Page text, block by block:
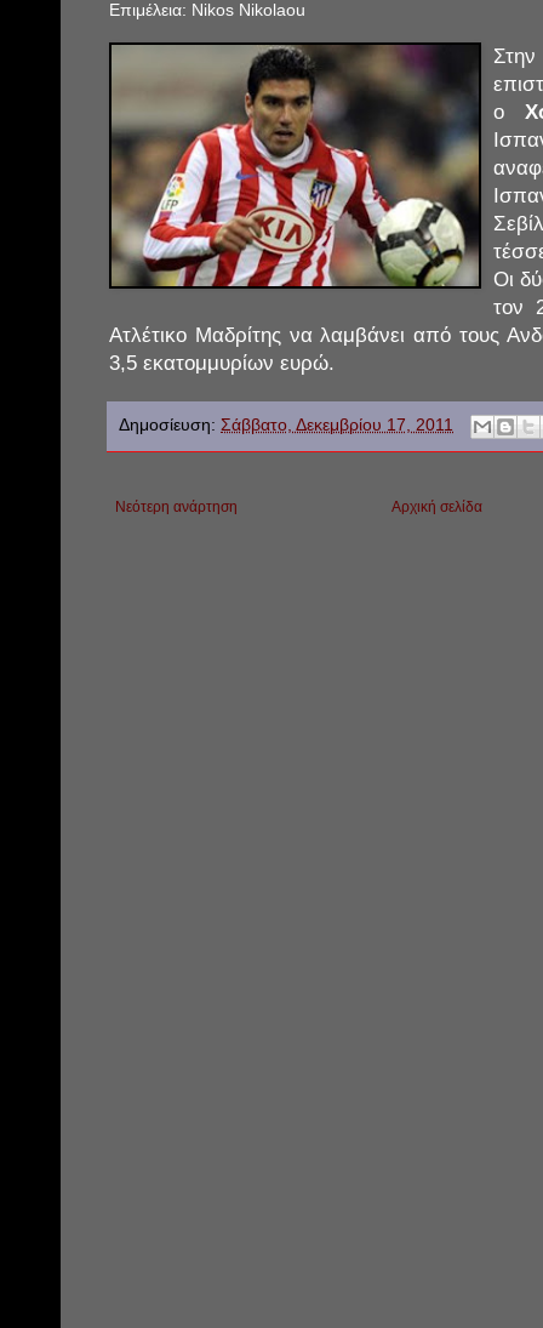
Επιμέλεια: Nikos Nikolaou
ο
Οι
τον
Ατλέτικο Μαδρίτης να λαμβάνει από τους
3,5 εκατομμυρίων ευρώ.
Δημοσίευση: Σάββατο, Δεκεμβρίου 17, 2011
Νεότερη ανάρτηση Αρχική σελίδα